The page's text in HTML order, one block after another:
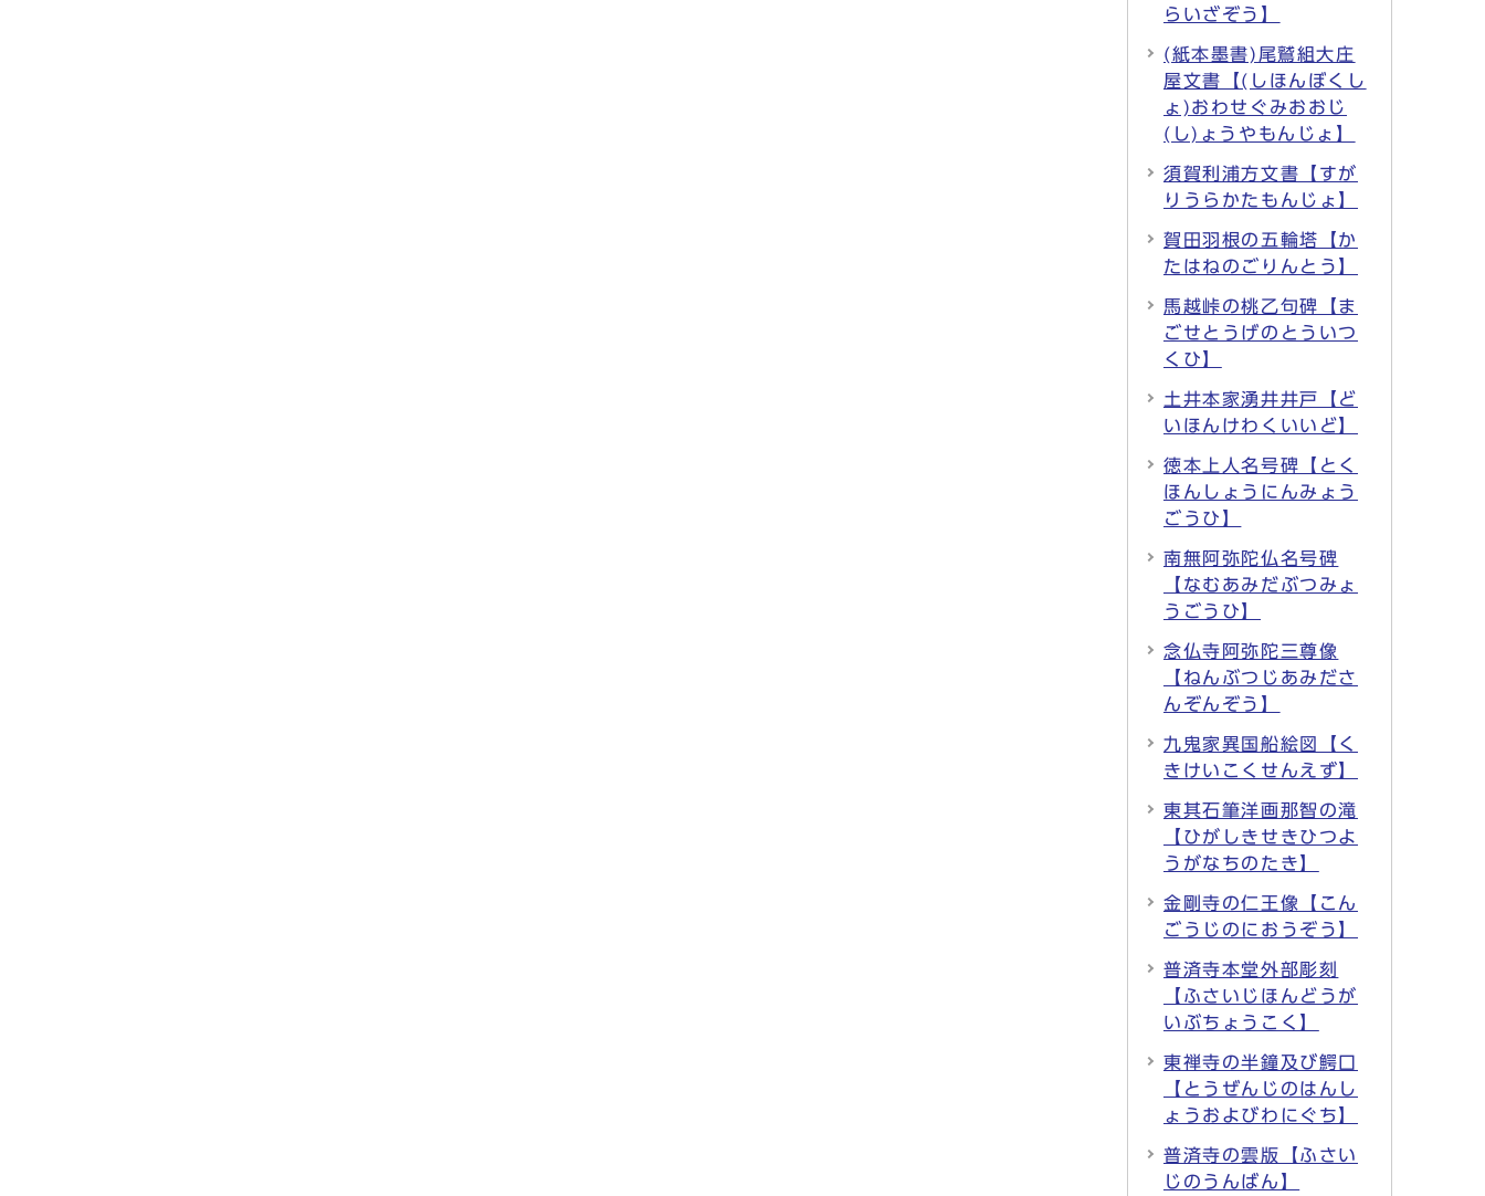
らいざぞう】
(紙本墨書)尾鷲組大庄
屋文書【(しほんぼくし
ょ)おわせぐみおおじ
(し)ょうやもんじょ】
須賀利浦方文書【すが
りうらかたもんじょ】
賀田羽根の五輪塔【か
たはねのごりんとう】
馬越峠の桃乙句碑【ま
ごせとうげのとういつ
くひ】
土井本家湧井井戸【ど
いほんけわくいいど】
徳本上人名号碑【とく
ほんしょうにんみょう
ごうひ】
南無阿弥陀仏名号碑
【なむあみだぶつみょ
うごうひ】
念仏寺阿弥陀三尊像
【ねんぶつじあみださ
んぞんぞう】
九鬼家異国船絵図【く
きけいこくせんえず】
東其石筆洋画那智の滝
【ひがしきせきひつよ
うがなちのたき】
金剛寺の仁王像【こん
ごうじのにおうぞう】
普済寺本堂外部彫刻
【ふさいじほんどうが
いぶちょうこく】
東禅寺の半鐘及び鰐口
【とうぜんじのはんし
ょうおよびわにぐち】
普済寺の雲版【ふさい
じのうんばん】